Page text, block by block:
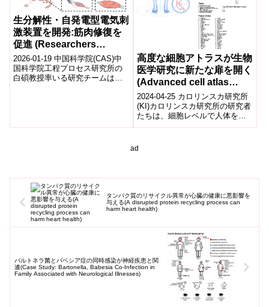
生分解性・自発電型電気刺
激装置を開発:筋肉修復を
促進 (Researchers
Develop Biodegradable,
Self-powered Electrical
Stimulator for Muscle
2026-01-19 中国科学院(CAS)中
国科学院工程プロセス研究所の
白碩教授率いる研究チームは、
高度な細胞アトラスが生物
医学研究に新たな扉を開く
(Advanced cell atlas
opens new doors in
biomedical research)
2024-04-25 カロリンスカ研究所
(KI)カロリンスカ研究所の研究者
たちは、細胞レベルで人体を洞
察する新しいウェブベースプラ
こ...
ad
タンパク質のリサイクル異常が心臓の健康に悪影響を
与える(A disrupted protein recycling process can
harm heart health)
バルトネラ菌とバベシア症の同時感染が神経疾患と関
連(Case Study: Bartonella, Babesia Co-Infection in
Family Associated with Neurological Illnesses)